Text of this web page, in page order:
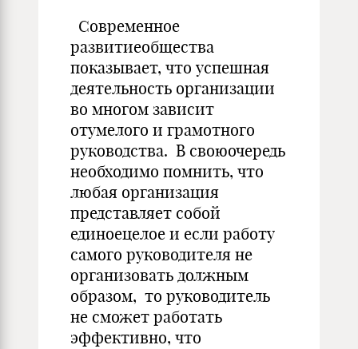
Современное
развитиеобщества
показывает, что успешная
деятельность организации
во многом зависит
отумелого и грамотного
руководства. В своюочередь
необходимо помнить, что
любая организация
представляет собой
единоецелое и если работу
самого руководителя не
организовать должным
образом, то руководитель
не сможет работать
эффективно, что